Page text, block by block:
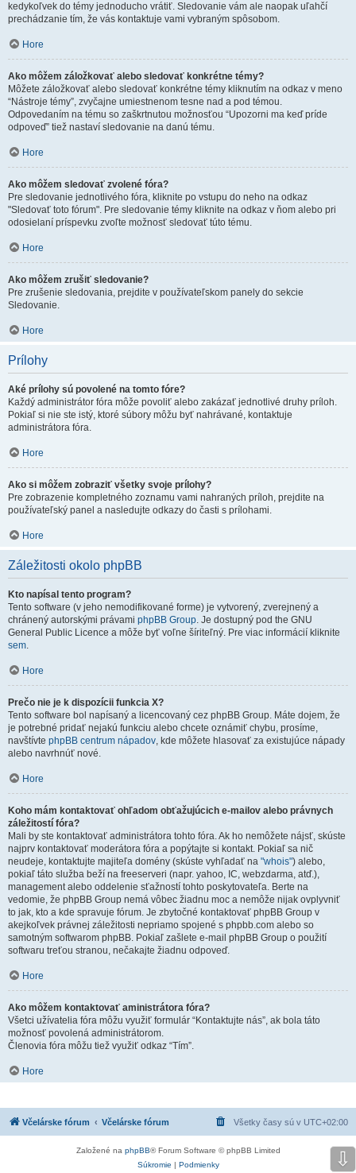
kedykoľvek do témy jednoducho vrátiť. Sledovanie vám ale naopak uľahčí
prechádzanie tím, že vás kontaktuje vami vybraným spôsobom.
Hore
Ako môžem záložkovať alebo sledovať konkrétne témy?
Môžete záložkovať alebo sledovať konkrétne témy kliknutím na odkaz v meno
“Nástroje témy”, zvyčajne umiestnenom tesne nad a pod témou.
Odpovedaním na tému so zaškrtnutou možnosťou “Upozorni ma keď príde
odpoveď” tiež nastaví sledovanie na danú tému.
Hore
Ako môžem sledovať zvolené fóra?
Pre sledovanie jednotlivého fóra, kliknite po vstupu do neho na odkaz
"Sledovať toto fórum". Pre sledovanie témy kliknite na odkaz v ňom alebo pri
odosielaní príspevku zvoľte možnosť sledovať túto tému.
Hore
Ako môžem zrušiť sledovanie?
Pre zrušenie sledovania, prejdite v používateľskom panely do sekcie
Sledovanie.
Hore
Prílohy
Aké prílohy sú povolené na tomto fóre?
Každý administrátor fóra môže povoliť alebo zakázať jednotlivé druhy príloh.
Pokiaľ si nie ste istý, ktoré súbory môžu byť nahrávané, kontaktuje
administrátora fóra.
Hore
Ako si môžem zobraziť všetky svoje prílohy?
Pre zobrazenie kompletného zoznamu vami nahraných príloh, prejdite na
používateľský panel a nasledujte odkazy do časti s prílohami.
Hore
Záležitosti okolo phpBB
Kto napísal tento program?
Tento software (v jeho nemodifikované forme) je vytvorený, zverejnený a
chránený autorskými právami phpBB Group. Je dostupný pod the GNU
General Public Licence a môže byť voľne šíriteľný. Pre viac informácií kliknite
sem.
Hore
Prečo nie je k dispozícii funkcia X?
Tento software bol napísaný a licencovaný cez phpBB Group. Máte dojem, že
je potrebné pridať nejakú funkciu alebo chcete oznámiť chybu, prosíme,
navštívte phpBB centrum nápadov, kde môžete hlasovať za existujúce nápady
alebo navrhnúť nové.
Hore
Koho mám kontaktovať ohľadom obťažujúcich e-mailov alebo právnych
záležitostí fóra?
Mali by ste kontaktovať administrátora tohto fóra. Ak ho nemôžete nájsť, skúste
najprv kontaktovať moderátora fóra a popýtajte si kontakt. Pokiaľ sa nič
neudeje, kontaktujte majiteľa domény (skúste vyhľadať na "whois") alebo,
pokiaľ táto služba beží na freeserveri (napr. yahoo, IC, webzdarma, atď.),
management alebo oddelenie sťažností tohto poskytovateľa. Berte na
vedomie, že phpBB Group nemá vôbec žiadnu moc a nemôže nijak ovplyvniť
to jak, kto a kde spravuje fórum. Je zbytočné kontaktovať phpBB Group v
akejkoľvek právnej záležitosti nepriamo spojené s phpbb.com alebo so
samotným softwarom phpBB. Pokiaľ zašlete e-mail phpBB Group o použití
softwaru treťou stranou, nečakajte žiadnu odpoveď.
Hore
Ako môžem kontaktovať aministrátora fóra?
Všetci užívatelia fóra môžu využiť formulár “Kontaktujte nás”, ak bola táto
možnosť povolená administrátorom.
Členovia fóra môžu tiež využiť odkaz “Tím”.
Hore
Včelárske fórum Včelárske fórum Všetky časy sú v UTC+02:00
Založené na phpBB® Forum Software © phpBB Limited
Súkromie | Podmienky ⇩